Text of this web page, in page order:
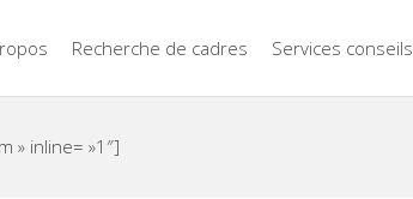
Recherche de cadres Services conseils
» inline= »1″]